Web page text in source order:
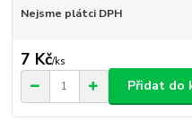
Nejsme plátci DPH
7 Kč/ks
Přidat do